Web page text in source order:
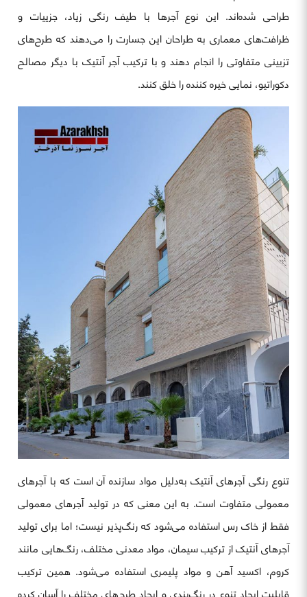
طراحی شده‌اند. این نوع آجرها با طیف رنگی زیاد، جزییات و
ظرافت‌های معماری به طراحان این جسارت را می‌دهند که طرح‌های
تزیینی متفاوتی را انجام دهند و با ترکیب آجر آنتیک با دیگر مصالح
دکوراتیو، نمایی خیره کننده را خلق کنند.
تنوع رنگی آجرهای آنتیک به‌دلیل مواد سازنده آن است که با آجرهای
معمولی متفاوت است. به این معنی که در تولید آجرهای معمولی
فقط از خاک رس استفاده می‌شود که رنگ‌پذیر نیست؛ اما برای تولید
آجرهای آنتیک از ترکیب سیمان، مواد معدنی مختلف، رنگ‌هایی مانند
کروم، اکسید آهن و مواد پلیمری استفاده می‌شود. همین ترکیب